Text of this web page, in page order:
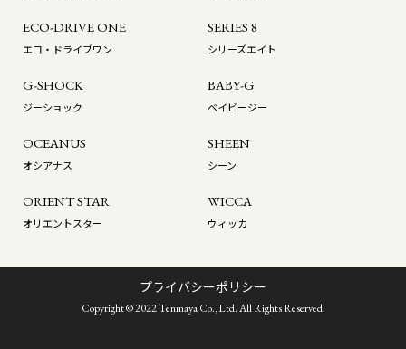
ECO-DRIVE ONE
エコ・ドライブワン
SERIES 8
シリーズエイト
G-SHOCK
ジーショック
BABY-G
ベイビージー
OCEANUS
オシアナス
SHEEN
シーン
ORIENT STAR
オリエントスター
WICCA
ウィッカ
プライバシーポリシー
Copyright © 2022 Tenmaya Co.,Ltd. All Rights Reserved.